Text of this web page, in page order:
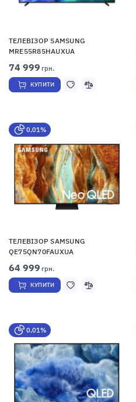
ТЕЛЕВІЗОР SAMSUNG
MRE55R85HAUXUA
74 999 грн.
КУПИТИ
0,01%
ТЕЛЕВІЗОР SAMSUNG
QE75QN70FAUXUA
64 999 грн.
КУПИТИ
0,01%